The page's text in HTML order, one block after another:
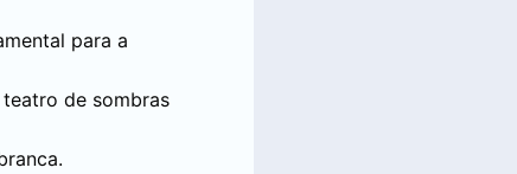
para a
de sombras